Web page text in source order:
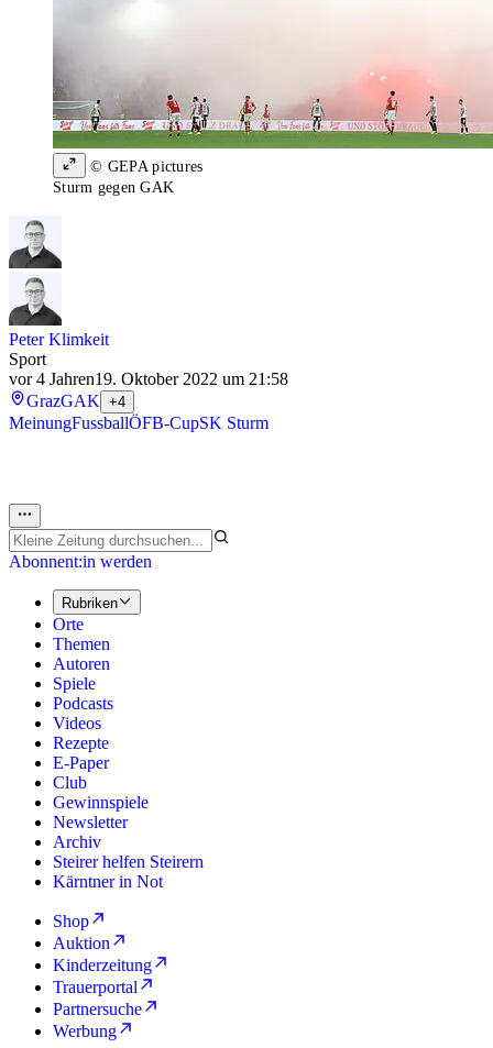
© GEPA pictures
Sturm gegen GAK
Peter Klimkeit
Sport
vor 4 Jahren19. Oktober 2022 um 21:58
GrazGAK +4
MeinungFussballÖFB-CupSK Sturm
Abonnent:in werden
Rubriken
Orte
Themen
Autoren
Spiele
Podcasts
Videos
Rezepte
E-Paper
Club
Gewinnspiele
Newsletter
Archiv
Steirer helfen Steirern
Kärntner in Not
Shop
Auktion
Kinderzeitung
Trauerportal
Partnersuche
Werbung